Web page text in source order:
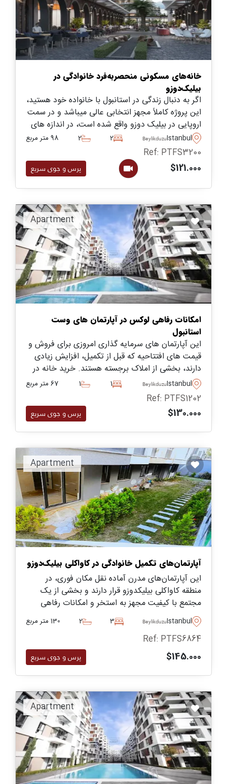
خانه‌های مسکونی منحصربه‌فرد خانوادگی در
بیلیک‌دوزو
اگر به دنبال زندگی در استانبول با خانواده خود هستید،
این پروژه کاملاً مجهز انتخابی عالی میباشد و در سمت
اروپایی در بیلیک دوزو واقع شده است، در اندازه های
حداکثر چهار خوابه و دارای مرکز خرید باز با ۱۱۳ مغازه
است.
Istanbul
Beylikduzu
2
2 98 متر مربع
Ref: PTFS3200
$121.000 پرس و جوی سریع
Apartment
امکانات رفاهی لوکس در آپارتمان های وست
استانبول
این آپارتمان‌ های سرمایه‌ گذاری امروزی برای فروش و
قیمت‌ های افتتاحیه که قبل از تکمیل، افزایش زیادی
دارند، بخشی از املاک برجسته هستند. خرید خانه در
اینجا سرمایه گذاری هوشمندانه برای افرادی است که
به دنبال سود سرمایه بالا و پتانسیل اجاره عالی در
منطقه ای از شهر میباشند.
Istanbul
Beylikduzu
1
1 67 متر مربع
Ref: PTFS1202
$130.000 پرس و جوی سریع
Apartment
آپارتمان‌های تکمیل خانوادگی در کاواکلی بیلیک‌دوزو
این آپارتمان‌های مدرن آماده نقل مکان فوری، در
منطقه کاواکلی بیلیکدوزو قرار دارند و بخشی از یک
مجتمع با کیفیت مجهز به استخر و امکانات رفاهی
برای ساکنین را تشکیل می دهند.
Istanbul
Beylikduzu
3
2 130 متر مربع
Ref: PTFS6864
$145.000 پرس و جوی سریع
Apartment